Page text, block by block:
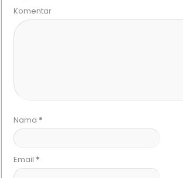
Komentar
Nama *
Email *